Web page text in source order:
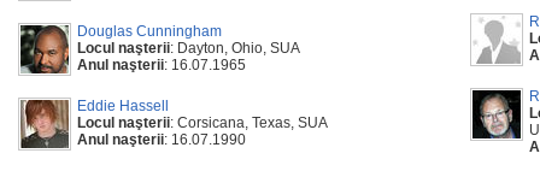
Douglas Cunningham
Locul naşterii: Dayton, Ohio, SUA
Anul naşterii: 16.07.1965
Eddie Hassell
Locul naşterii: Corsicana, Texas, SUA
Anul naşterii: 16.07.1990